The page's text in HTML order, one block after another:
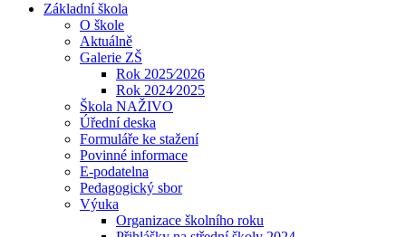
Základní škola
O škole
Aktuálně
Galerie ZŠ
Rok 2025⁄2026
Rok 2024⁄2025
Škola NAŽIVO
Úřední deska
Formuláře ke stažení
Povinné informace
E-podatelna
Pedagogický sbor
Výuka
Organizace školního roku